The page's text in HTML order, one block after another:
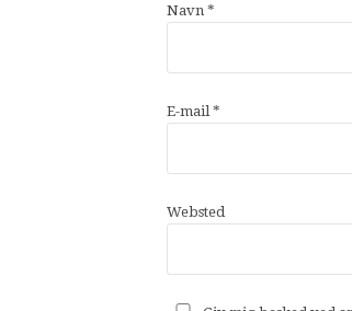
Navn *
E-mail *
Websted